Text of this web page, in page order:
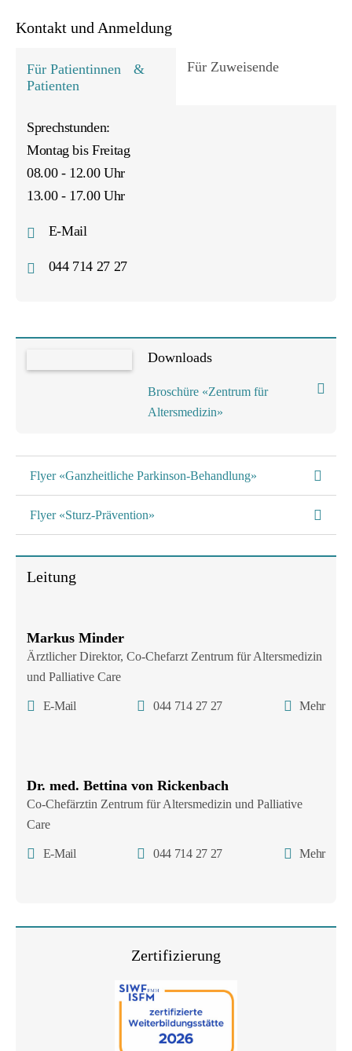
Kontakt und Anmeldung
Für Patientinnen &
Patienten
Sprechstunden:
Montag bis Freitag
08.00 - 12.00 Uhr
13.00 - 17.00 Uhr
E-Mail
044 714 27 27
Für Zuweisende
Ich bin Zuweisende/Zuweisender und möchte eine
Patientin/einen Patienten anmelden.
Downloads
Broschüre «Zentrum für
Altersmedizin»
Flyer «Ganzheitliche Parkinson-Behandlung»
Flyer «Sturz-Prävention»
Leitung
Markus Minder
Ärztlicher Direktor, Co-Chefarzt Zentrum für Altersmedizin
und Palliative Care
E-Mail 044 714 27 27 Mehr
Dr. med. Bettina von Rickenbach
Co-Chefärztin Zentrum für Altersmedizin und Palliative
Care
E-Mail 044 714 27 27 Mehr
Zertifizierung